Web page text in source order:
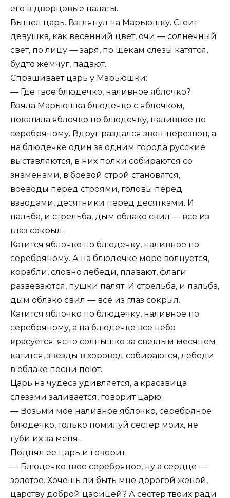
его в дворцовые палаты.
Вышел царь. Взглянул на Марьюшку. Стоит
девушка, как весенний цвет, очи — солнечный
свет, по лицу — заря, по щекам слезы катятся,
будто жемчуг, падают.
Спрашивает царь у Марьюшки:
— Где твое блюдечко, наливное яблочко?
Взяла Марьюшка блюдечко с яблочком,
покатила яблочко по блюдечку, наливное по
серебряному. Вдруг раздался звон-перезвон, а
на блюдечке один за одним города русские
выставляются, в них полки собираются со
знаменами, в боевой строй становятся,
воеводы перед строями, головы перед
взводами, десятники перед десятками. И
пальба, и стрельба, дым облако свил — все из
глаз сокрыл.
Катится яблочко по блюдечку, наливное по
серебряному. А на блюдечке море волнуется,
корабли, словно лебеди, плавают, флаги
развеваются, пушки палят. И стрельба, и пальба,
дым облако свил — все из глаз сокрыл.
Катится яблочко по блюдечку, наливное по
серебряному, а на блюдечке все небо
красуется; ясно солнышко за светлым месяцем
катится, звезды в хоровод собираются, лебеди
в облаке песни поют.
Царь на чудеса удивляется, а красавица
слезами заливается, говорит царю:
— Возьми мое наливное яблочко, серебряное
блюдечко, только помилуй сестер моих, не
губи их за меня.
Поднял ее царь и говорит:
— Блюдечко твое серебряное, ну а сердце —
золотое. Хочешь ли быть мне дорогой женой,
царству доброй царицей? А сестер твоих ради